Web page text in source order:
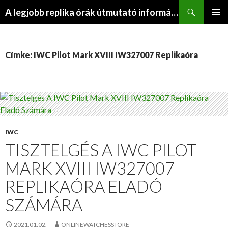
A legjobb replika órák útmutató információs webhelye
Címke: IWC Pilot Mark XVIII IW327007 Replikaóra
IWC
TISZTELGÉS A IWC PILOT
MARK XVIII IW327007
REPLIKAÓRA ELADÓ
SZÁMÁRA
2021.01.02. ONLINEWATCHESSTORE